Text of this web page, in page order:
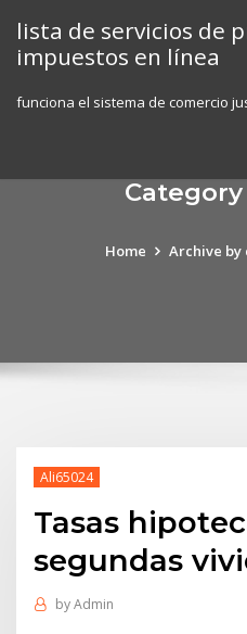
content
lista de servicios de
impuestos en línea
funciona el sistema de comercio
Home Archive by
Ali65024
Tasas
segundas
byAdmin